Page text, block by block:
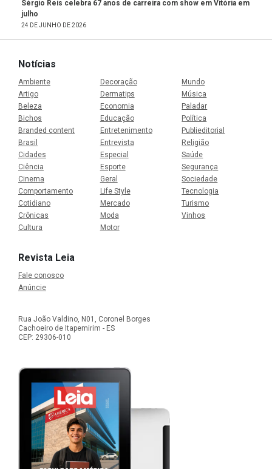
Sérgio Reis celebra 67 anos de carreira com show em Vitória em
julho
24 DE JUNHO DE 2026
Notícias
Ambiente
Artigo
Beleza
Bichos
Branded content
Brasil
Cidades
Ciência
Cinema
Comportamento
Cotidiano
Crônicas
Cultura
Decoração
Dermatips
Economia
Educação
Entretenimento
Entrevista
Especial
Esporte
Geral
Life Style
Mercado
Moda
Motor
Mundo
Música
Paladar
Política
Publieditorial
Religião
Saúde
Segurança
Sociedade
Tecnologia
Turismo
Vinhos
Revista Leia
Fale conosco
Anúncie
Rua João Valdino, N01, Coronel Borges
Cachoeiro de Itapemirim - ES
CEP: 29306-010